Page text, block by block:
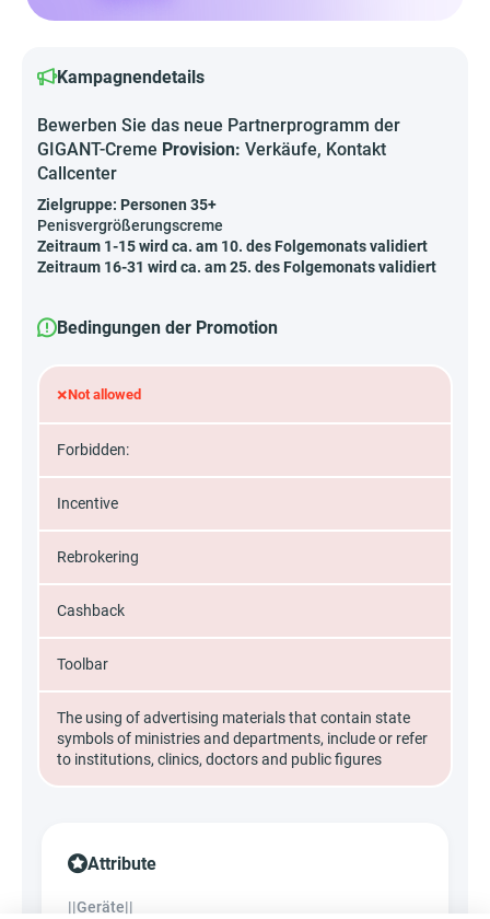
Kampagnendetails
Bewerben Sie das neue Partnerprogramm der
GIGANT-Creme Provision: Verkäufe, Kontakt
Callcenter
Zielgruppe: Personen 35+
Penisvergrößerungscreme
Zeitraum 1-15 wird ca. am 10. des Folgemonats validiert
Zeitraum 16-31 wird ca. am 25. des Folgemonats validiert
Bedingungen der Promotion
×Not allowed
Forbidden:
Incentive
Rebrokering
Cashback
Toolbar
The using of advertising materials that contain state
symbols of ministries and departments, include or refer
to institutions, clinics, doctors and public figures
Attribute
||Geräte||